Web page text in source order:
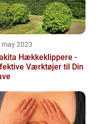
may 2023
Hækkeklippere -
Værktøjer til Din